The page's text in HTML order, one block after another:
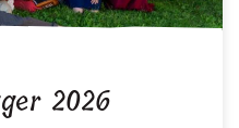
2026